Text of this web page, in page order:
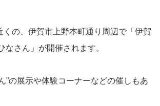
くの、伊賀市上野本町通り周辺で「伊賀
なさん」が開催されます。
”の展示や体験コーナーなどの催しもあ